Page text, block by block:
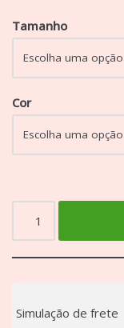
Tamanho
Cor
Simulação de frete